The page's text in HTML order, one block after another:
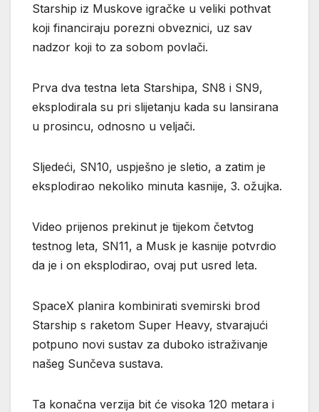
Starship iz Muskove igračke u veliki pothvat
koji financiraju porezni obveznici, uz sav
nadzor koji to za sobom povlači.
Prva dva testna leta Starshipa, SN8 i SN9,
eksplodirala su pri slijetanju kada su lansirana
u prosincu, odnosno u veljači.
Sljedeći, SN10, uspješno je sletio, a zatim je
eksplodirao nekoliko minuta kasnije, 3. ožujka.
Video prijenos prekinut je tijekom četvtog
testnog leta, SN11, a Musk je kasnije potvrdio
da je i on eksplodirao, ovaj put usred leta.
SpaceX planira kombinirati svemirski brod
Starship s raketom Super Heavy, stvarajući
potpuno novi sustav za duboko istraživanje
našeg Sunčeva sustava.
Ta konačna verzija bit će visoka 120 metara i